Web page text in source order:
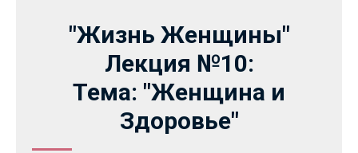
"Жизнь Женщины"
Лекция №10:
Тема: "Женщина и
Здоровье"